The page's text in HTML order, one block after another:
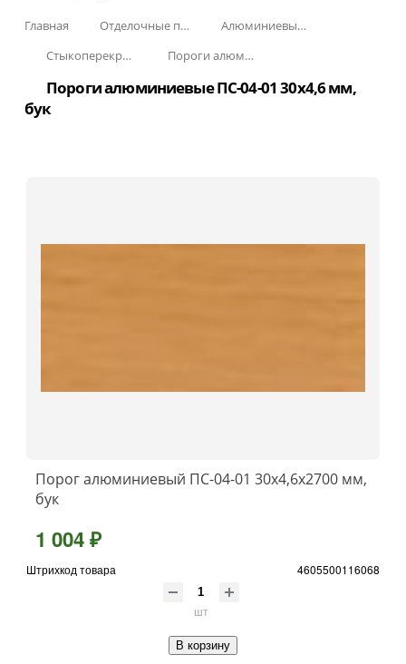
Главная Отделочные профили
Алюминиевые пороги
Стыкоперекрывающие алюминиевые пороги
Пороги алюминиевые ПС-04-01 29x4,5 мм (открытый крепеж)
Пороги алюминиевые ПС-04-01 30x4,6 мм,
бук
Порог алюминиевый ПС-04-01 30x4,6x2700 мм,
бук
1 004 ₽
Штрихкод товара 4605500116068
шт
В корзину